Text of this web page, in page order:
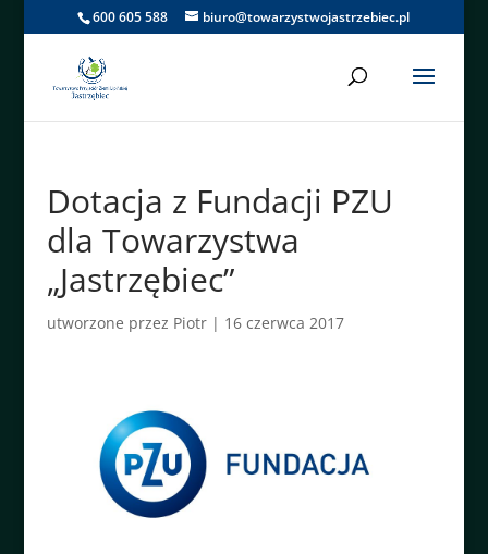
600 605 588 biuro@towarzystwojastrzebiec.pl
Dotacja z Fundacji PZU
dla Towarzystwa
„Jastrzębiec”
utworzone przez Piotr| 16 czerwca 2017